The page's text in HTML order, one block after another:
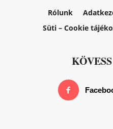
Rólunk
Süti – Cookie